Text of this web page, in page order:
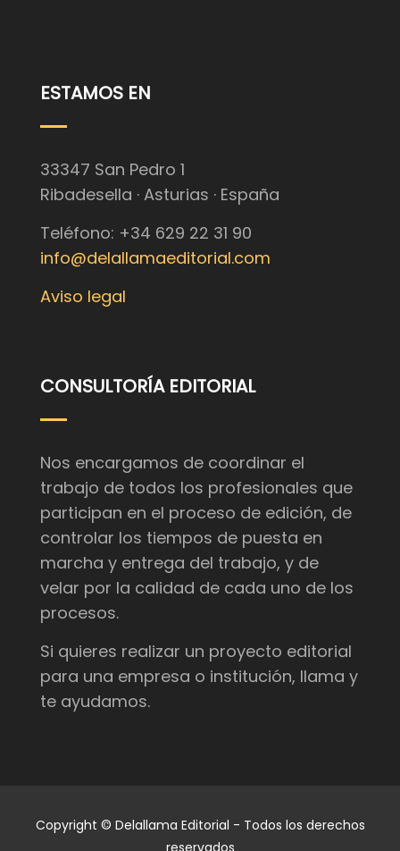
ESTAMOS EN
33347 San Pedro 1
Ribadesella · Asturias · España
Teléfono: +34 629 22 31 90
info@delallamaeditorial.com
Aviso legal
CONSULTORÍA EDITORIAL
Nos encargamos de coordinar el
trabajo de todos los profesionales que
participan en el proceso de edición, de
controlar los tiempos de puesta en
marcha y entrega del trabajo, y de
velar por la calidad de cada uno de los
procesos.
Si quieres realizar un proyecto editorial
para una empresa o institución, llama y
te ayudamos.
Copyright © Delallama Editorial - Todos los derechos